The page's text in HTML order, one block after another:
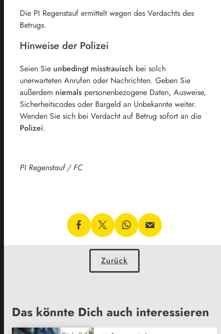
Die PI Regenstauf ermittelt wegen des Verdachts des
Betrugs.
Hinweise der Polizei
Seien Sie unbedingt misstrauisch bei solch
unerwarteten Anrufen oder Nachrichten. Geben Sie
außerdem niemals personenbezogene Daten, Ausweise,
Sicherheitscodes oder Bargeld an Unbekannte weiter.
Wenden Sie sich bei Verdacht auf Betrug sofort an die
Polizei.
PI Regenstauf / FC
Zurück
Das könnte Dich auch interessieren